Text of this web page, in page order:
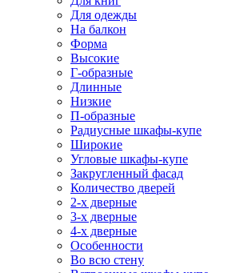
Для одежды
На балкон
Форма
Высокие
Г-образные
Длинные
Низкие
П-образные
Радиусные шкафы-купе
Широкие
Угловые шкафы-купе
Закругленный фасад
Количество дверей
2-х дверные
3-х дверные
4-х дверные
Особенности
Во всю стену